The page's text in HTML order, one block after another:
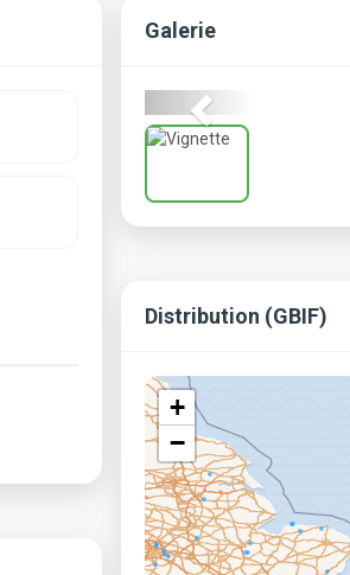
Galerie
Previous
Distribution (GBIF)
+
−